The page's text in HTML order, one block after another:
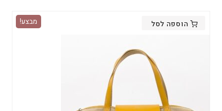
הוספה לסל מבצע!